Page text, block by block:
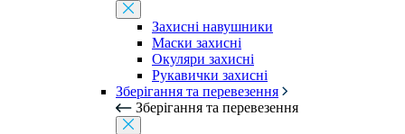
Захисні навушники
Маски захисні
Окуляри захисні
Рукавички захисні
Зберігання та перевезення
Зберігання та перевезення